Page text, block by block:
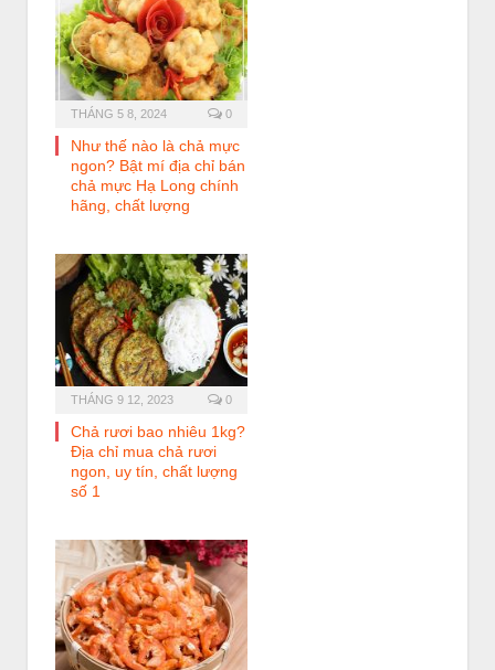
THÁNG 5 8, 2024 0
Như thế nào là chả mực
ngon? Bật mí địa chỉ bán
chả mực Hạ Long chính
hãng, chất lượng
THÁNG 9 12, 2023 0
Chả rươi bao nhiêu 1kg?
Địa chỉ mua chả rươi
ngon, uy tín, chất lượng
số 1